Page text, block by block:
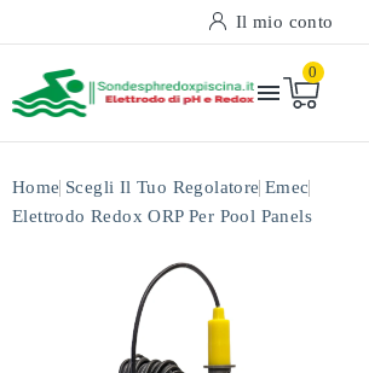
Il mio conto

0
Home Scegli Il Tuo Regolatore Emec
Elettrodo Redox ORP Per Pool Panels